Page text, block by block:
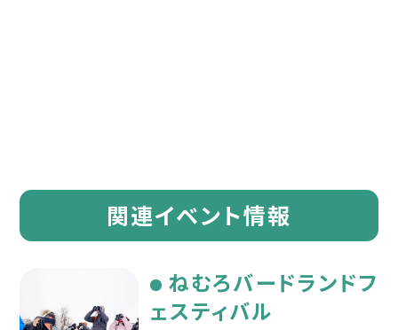
関連イベント情報
ねむろバードランドフ
ェスティバル